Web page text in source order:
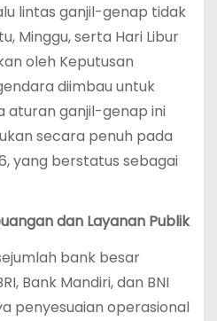
lintas ganjil-genap tidak
Minggu, serta Hari Libur
oleh Keputusan
diimbau untuk
aturan ganjil-genap ini
secara penuh pada
yang berstatus sebagai
dan Layanan Publik
bank besar
Bank Mandiri, dan BNI
penyesuaian operasional